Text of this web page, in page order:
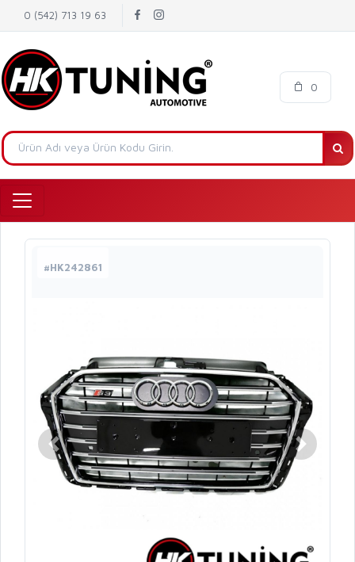
0 (542) 713 19 63
0
#HK242861